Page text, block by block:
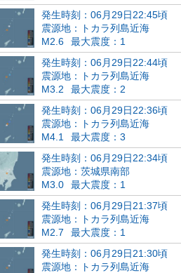
発生時刻：06月29日22:45頃
震源地：トカラ列島近海
M2.6
最大震度：1
発生時刻：06月29日22:44頃
震源地：トカラ列島近海
M3.2
最大震度：2
発生時刻：06月29日22:36頃
震源地：トカラ列島近海
M4.1
最大震度：3
発生時刻：06月29日22:34頃
震源地：茨城県南部
M3.0
最大震度：1
発生時刻：06月29日21:37頃
震源地：トカラ列島近海
M2.7
最大震度：1
発生時刻：06月29日21:30頃
震源地：トカラ列島近海